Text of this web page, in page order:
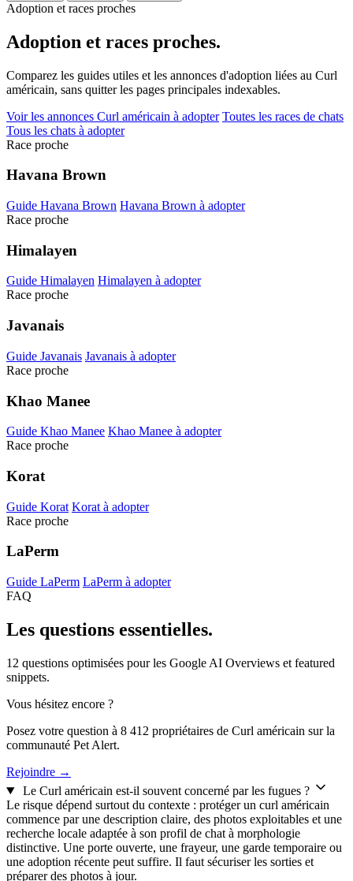
Adoption et races proches
Adoption et races proches.
Comparez les guides utiles et les annonces d'adoption liées au Curl
américain, sans quitter les pages principales indexables.
Voir les annonces Curl américain à adopter Toutes les races de chats
Tous les chats à adopter
Race proche
Havana Brown
Guide Havana Brown Havana Brown à adopter
Race proche
Himalayen
Guide Himalayen Himalayen à adopter
Race proche
Javanais
Guide Javanais Javanais à adopter
Race proche
Khao Manee
Guide Khao Manee Khao Manee à adopter
Race proche
Korat
Guide Korat Korat à adopter
Race proche
LaPerm
Guide LaPerm LaPerm à adopter
FAQ
Les questions essentielles.
12 questions optimisées pour les Google AI Overviews et featured
snippets.
Vous hésitez encore ?
Posez votre question à 8 412 propriétaires de Curl américain sur la
communauté Pet Alert.
Rejoindre →
Le Curl américain est-il souvent concerné par les fugues ?
Le risque dépend surtout du contexte : protéger un curl américain
commence par une description claire, des photos exploitables et une
recherche locale adaptée à son profil de chat à morphologie
distinctive. Une porte ouverte, une frayeur, une garde temporaire ou
une adoption récente peut suffire. Il faut sécuriser les sorties et
préparer des photos à jour.